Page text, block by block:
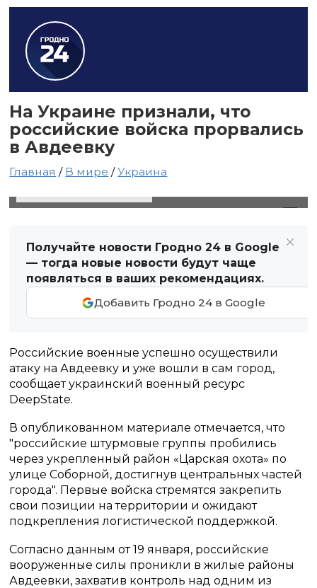
На Украине признали, что
российские войска прорвались
в Авдеевку
Главная / В мире /Украина
Получайте новости Гродно 24 в Google
— тогда новые новости будут чаще
появляться в ваших рекомендациях.
Добавить Гродно 24 в Google
Российские военные успешно осуществили
атаку на Авдеевку и уже вошли в сам город,
сообщает украинский военный ресурс
DeepState.
В опубликованном материале отмечается, что
"российские штурмовые группы пробились
через укрепленный район «Царская охота» по
улице Соборной, достигнув центральных частей
города". Первые войска стремятся закрепить
свои позиции на территории и ожидают
подкрепления логистической поддержкой.
Согласно данным от 19 января, российские
вооруженные силы проникли в жилые районы
Авдеевки, захватив контроль над одним из